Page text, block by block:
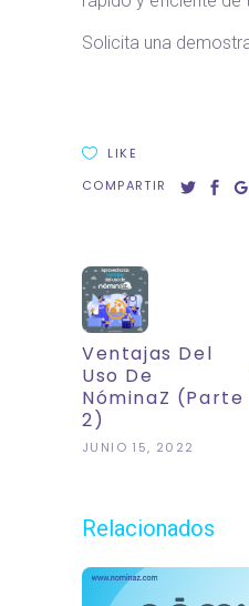
Solicita una
LIKE
COMPARTIR
Ventajas Del
Uso De
NóminaZ (Parte
2)
JUNIO 15, 2022
Relacionados